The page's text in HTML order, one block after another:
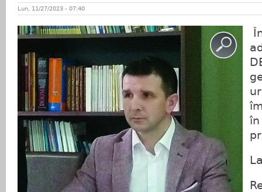
Lun, 11/27/2023 - 07:40
în